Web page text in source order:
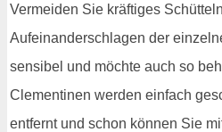
Vermeiden Sie kräftiges
Aufeinanderschlagen der
sensibel und möchte auch so
Clementinen werden einfach
entfernt und schon können Sie